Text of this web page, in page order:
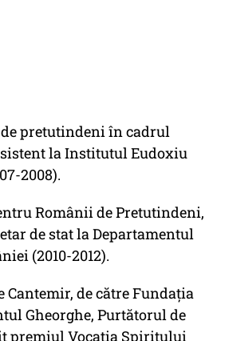
pretutindeni în cadrul
la Institutul Eudoxiu
2008).
Românii de Pretutindeni,
de stat la Departamentul
(2010-2012).
de către Fundația
Gheorghe, Purtătorul de
premiul Vocația Spiritului